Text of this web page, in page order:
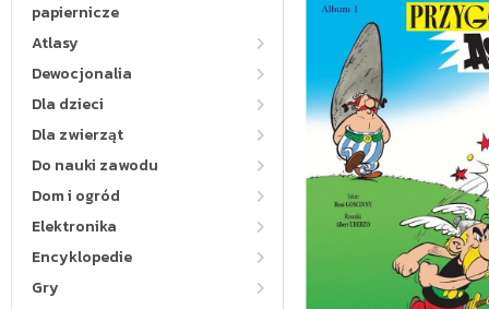
papiernicze
Atlasy
Dewocjonalia
Dla dzieci
Dla zwierząt
Do nauki zawodu
Dom i ogród
Elektronika
Encyklopedie
Gry